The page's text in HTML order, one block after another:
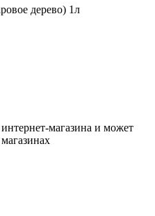
дерево) 1л
магазина и может